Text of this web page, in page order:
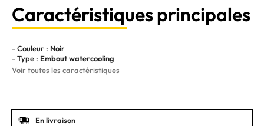
Caractéristiques principales
- Couleur : Noir
- Type : Embout watercooling
Voir toutes les caractéristiques
En livraison